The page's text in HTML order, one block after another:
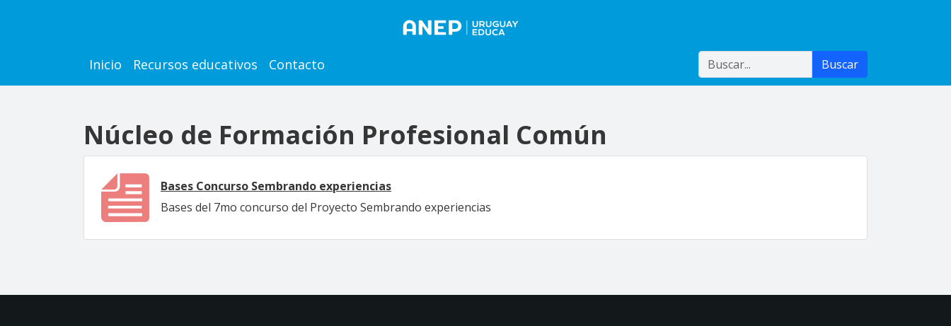
Main navigation
Inicio Recursos educativos Contacto Buscar Buscar
Núcleo de Formación Profesional Común
Bases Concurso Sembrando experiencias
Bases del 7mo concurso del Proyecto Sembrando experiencias